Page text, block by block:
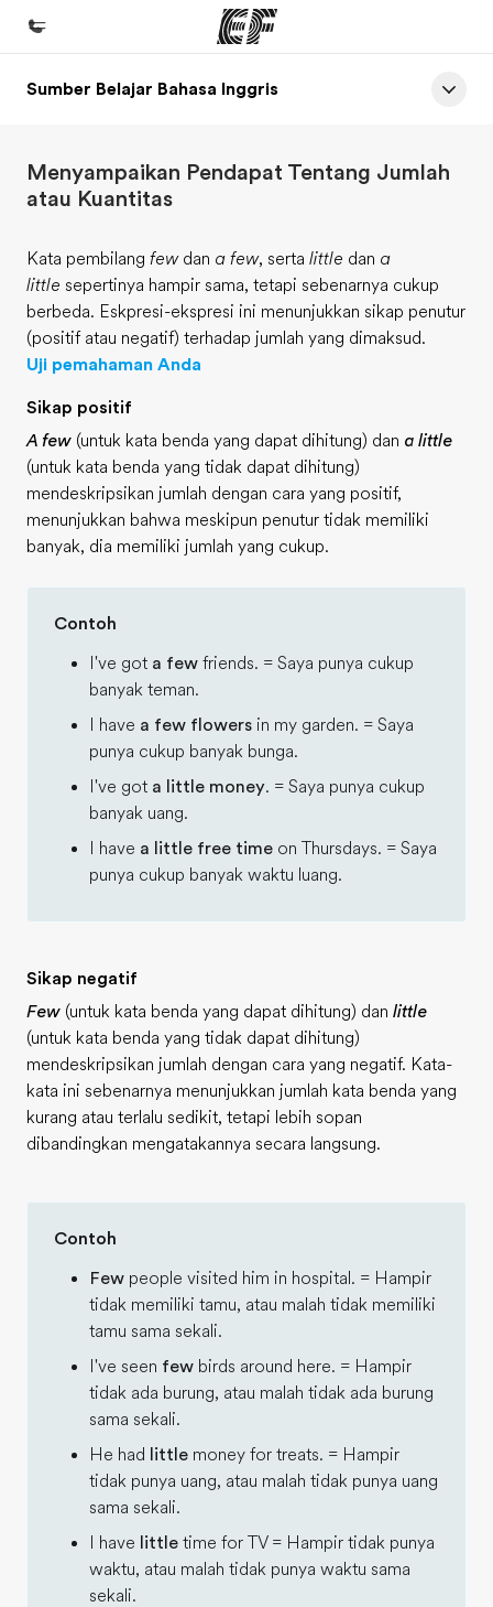
Beranda
Daftar program
Kantor dan sekolah
Kantor terdekat
Tentang kami
Bergabung dengan tim kami
Sumber Belajar Bahasa Inggris
Menyampaikan Pendapat Tentang Jumlah
atau Kuantitas
Kata pembilang fewdan a few, serta little dan a
little sepertinya hampir sama, tetapi sebenarnya cukup
berbeda. Eskpresi-ekspresi ini menunjukkan sikap penutur
(positif atau negatif) terhadap jumlah yang dimaksud.
Uji pemahaman Anda
Sikap positif
A few (untuk kata benda yang dapat dihitung) dan a little
(untuk kata benda yang tidak dapat dihitung)
mendeskripsikan jumlah dengan cara yang positif,
menunjukkan bahwa meskipun penutur tidak memiliki
banyak, dia memiliki jumlah yang cukup.
Contoh
I've got a few friends. = Saya punya cukup
banyak teman.
I have a few flowers in my garden. = Saya
punya cukup banyak bunga.
I've got a little money. = Saya punya cukup
banyak uang.
I have a little free time on Thursdays. = Saya
punya cukup banyak waktu luang.
Sikap negatif
Few (untuk kata benda yang dapat dihitung) dan little
(untuk kata benda yang tidak dapat dihitung)
mendeskripsikan jumlah dengan cara yang negatif. Kata-
kata ini sebenarnya menunjukkan jumlah kata benda yang
kurang atau terlalu sedikit, tetapi lebih sopan
dibandingkan mengatakannya secara langsung.
Contoh
Few people visited him in hospital. = Hampir
tidak memiliki tamu, atau malah tidak memiliki
tamu sama sekali.
I've seen few birds around here. = Hampir
tidak ada burung, atau malah tidak ada burung
sama sekali.
He had
little money for treats. = Hampir
tidak punya uang, atau malah tidak punya uang
sama sekali.
I have little time for TV = Hampir tidak punya
waktu, atau malah tidak punya waktu sama
sekali.